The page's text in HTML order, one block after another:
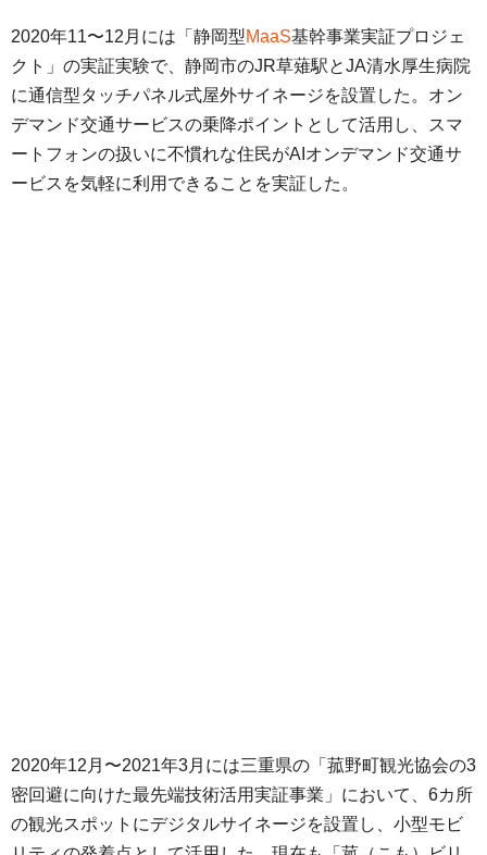
2020年11〜12月には「静岡型MaaS基幹事業実証プロジェ
クト」の実証実験で、静岡市のJR草薙駅とJA清水厚生病院
に通信型タッチパネル式屋外サイネージを設置した。オン
デマンド交通サービスの乗降ポイントとして活用し、スマ
ートフォンの扱いに不慣れな住民がAIオンデマンド交通サ
ービスを気軽に利用できることを実証した。
2020年12月〜2021年3月には三重県の「菰野町観光協会の3
密回避に向けた最先端技術活用実証事業」において、6カ所
の観光スポットにデジタルサイネージを設置し、小型モビ